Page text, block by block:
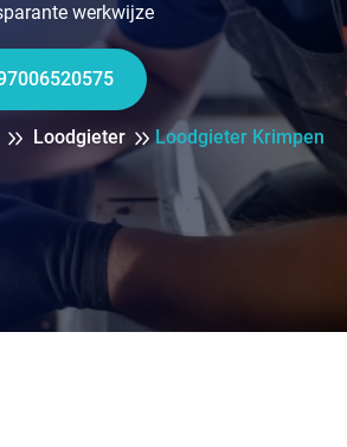
werkwijze
Loodgieter Loodgieter Krimpen